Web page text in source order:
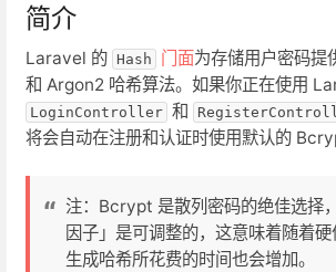
简介
Laravel 的 Hash 门面为存储用户密码
和 Argon2 哈希算法。如果你正在使用
LoginController 和
将会自动在注册和认证时使用默认的
注：Bcrypt 是散列密码的绝佳选择
因子」是可调整的，这意味着随着硬
生成哈希所花费的时间也会增加。